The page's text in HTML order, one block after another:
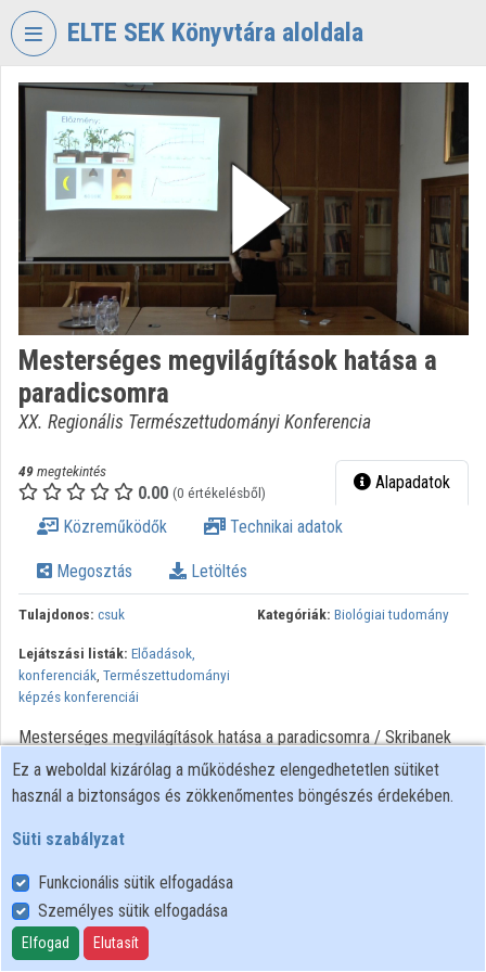
Fejléc kihagyása
ELTE SEK Könyvtára aloldala
VIDEOTORIUM
ELTE
SAVARIA
ÉS
LEVÉLTÁR
Intézményi kezdőlap
Bejelentkezés
Intézményi felfedezés
Kategóriák
Közreműködők
Mesterséges megvilágítások hatása a
paradicsomra
XX. Regionális Természettudományi Konferencia
49megtekintés
0.00 (0 értékelésből) Alapadatok
Közreműködők Technikai adatok
Megosztás Letöltés
Tulajdonos: csuk Kategóriák: Biológiai tudomány
Lejátszási listák: Előadások,
konferenciák, Természettudományi
képzés konferenciái
Mesterséges megvilágítások hatása a paradicsomra / Skribanek
Anna, Kéri-Schmidthoffer Ildikó, Kolman Flóra. - Szombathely :
ELTE-SEK, 2024. XX. Regionális Természettudományi Konferencia
Felhasználói szabályzat
Adatkezelési tájékoztató
Süti szabályzat
Ez a weboldal kizárólag a működéshez elengedhetetlen sütiket
használ a biztonságos és zökkenőmentes böngészés érdekében.
Süti szabályzat
Funkcionális sütik elfogadása
Személyes sütik elfogadása
Elfogad Elutasít